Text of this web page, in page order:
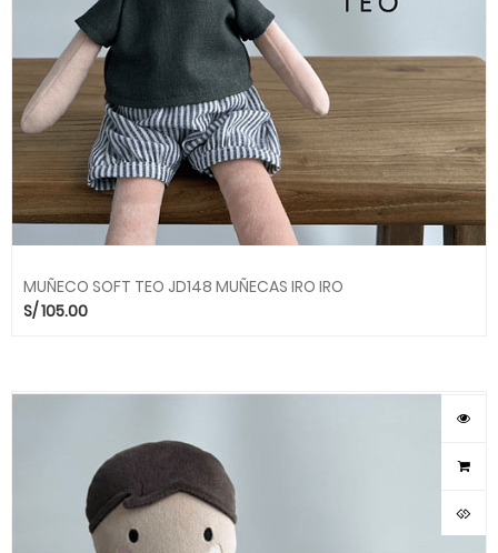
MUÑECO SOFT TEO JD148 MUÑECAS IRO IRO
S/105.00